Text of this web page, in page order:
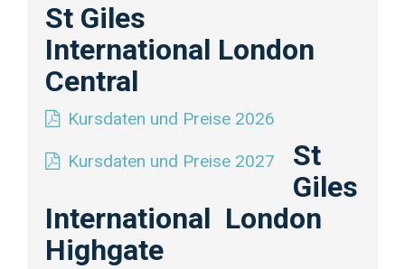
St Giles
International London
Central
Kursdaten und Preise 2026
Kursdaten und Preise 2027
St
Giles
International London
Highgate